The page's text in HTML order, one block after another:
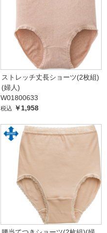
ストレッチ丈長ショーツ(2枚組)
(婦人)
W01800633
税込 ￥1,958